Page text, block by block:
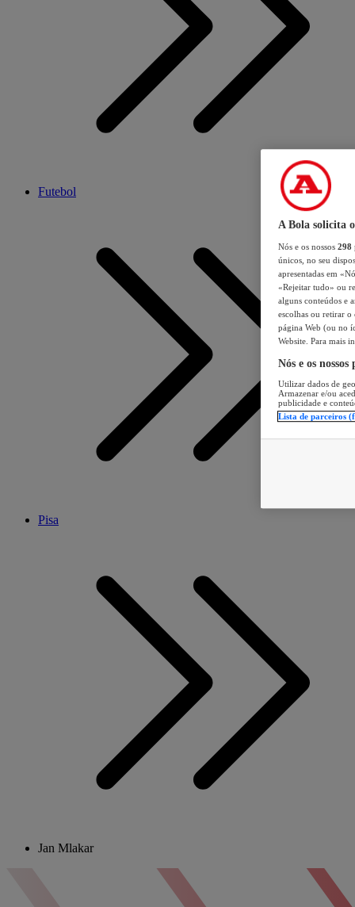
Futebol
Pisa
Jan Mlakar
A Bola solicita
Nós e os nossos 298
únicos, no seu
apresentadas em
«Rejeitar tudo» ou
alguns conteúdos e
escolhas ou retirar
página Web (ou no
Website. Para mais
Nós e os
Utilizar dados de
Armazenar e/ou
publicidade e
Lista de parceiros